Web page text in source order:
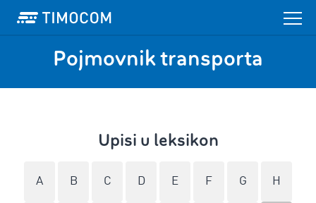
Pojmovnik transporta
Upisi u leksikon
A B C D E F G H